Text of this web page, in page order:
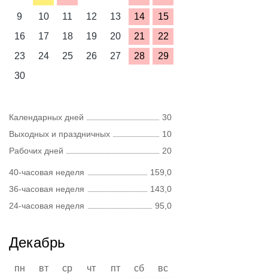
9
10 11 12 13 14
15
16
17 18 19 20 21
22
23
24 25 26 27 28
29
30
Календарных дней
30
Выходных и праздничных
10
Рабочих дней
20
40-часовая неделя
159,0
36-часовая неделя
143,0
24-часовая неделя
95,0
Декабрь
пн вт ср чт пт сб
вс